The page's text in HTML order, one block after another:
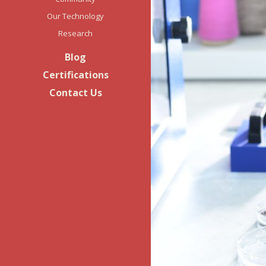
Our Technology
Research
Blog
Certifications
Contact Us